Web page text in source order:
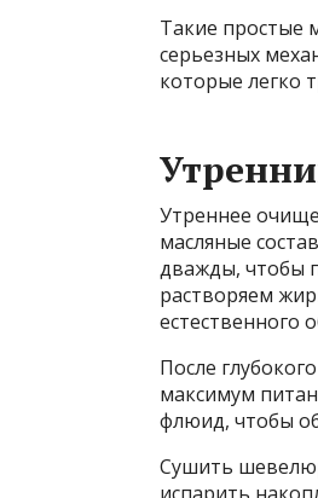
Такие простые
серьезных
которые легко
Утреннее
масляные
дважды, чтобы
растворяем
естественного
После
максимум
флюид, чтобы
Сушить